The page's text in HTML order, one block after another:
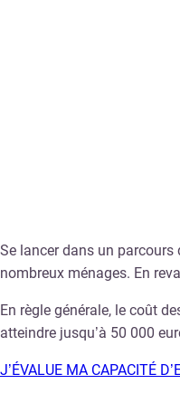
Se lancer dans un
nombreux ménages. En
En règle générale, le coût
atteindre jusqu’à 50 000
J’ÉVALUE MA CAPACITÉ